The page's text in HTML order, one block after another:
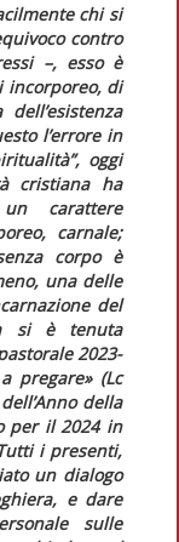
chi si
contro
–, esso è
incorporeo, di
l’errore in
oggi
cristiana ha
carattere
carnale;
corpo è
una delle
del
si è tenuta
2023-
pregare» (Lc
della
per il 2024 in
i presenti,
un dialogo
e dare
sulle